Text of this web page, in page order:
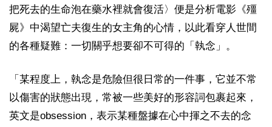
把死去的生命泡在藥水裡就會復活〉便是分析電影《殭
屍》中渴望亡夫復生的女主角的心情，以此看穿人世間
的各種疑難：一切關乎想要卻不可得的「執念」。
「某程度上，執念是危險但很日常的一件事，它並不常
以傷害的狀態出現，常被一些美好的形容詞包裹起來，
英文是obsession，表示某種盤據在心中揮之不去的念